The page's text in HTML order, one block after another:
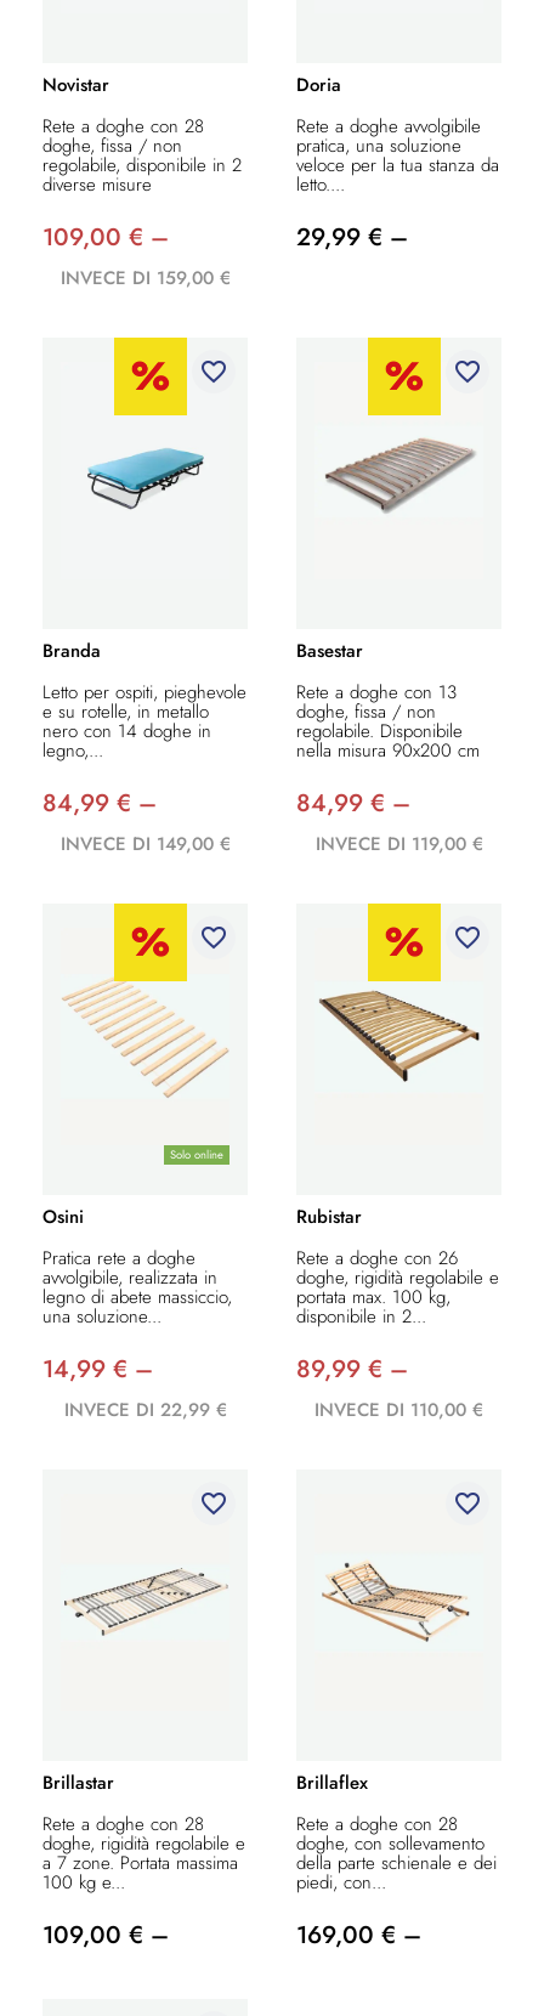
Novistar
Rete a doghe con 28
doghe, fissa / non
regolabile, disponibile in 2
diverse misure
109,00 € –
INVECE DI 159,00 €
Doria
Rete a doghe avvolgibile
pratica, una soluzione
veloce per la tua stanza da
letto....
29,99 € –
favorite_border
Branda
Letto per ospiti, pieghevole
e su rotelle, in metallo
nero con 14 doghe in
legno,...
84,99 € –
INVECE DI 149,00 €
favorite_border
Basestar
Rete a doghe con 13
doghe, fissa / non
regolabile. Disponibile
nella misura 90x200 cm
84,99 € –
INVECE DI 119,00 €
Solo online
favorite_border
Osini
Pratica rete a doghe
avvolgibile, realizzata in
legno di abete massiccio,
una soluzione...
14,99 € –
INVECE DI 22,99 €
favorite_border
Rubistar
Rete a doghe con 26
doghe, rigidità regolabile e
portata max. 100 kg,
disponibile in 2...
89,99 € –
INVECE DI 110,00 €
favorite_border
Brillastar
Rete a doghe con 28
doghe, rigidità regolabile e
a 7 zone. Portata massima
100 kg e...
109,00 € –
favorite_border
Brillaflex
Rete a doghe con 28
doghe, con sollevamento
della parte schienale e dei
piedi, con...
169,00 € –